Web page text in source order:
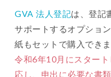
GVA 法人登記は、登記
サポートするオプショ
紙もセットで購入できま
令和6年10月にスター
応し、申出に必要な書